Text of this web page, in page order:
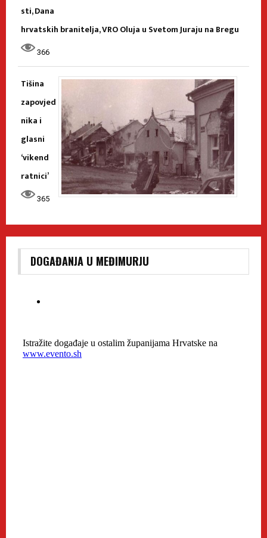
sti, Dana
hrvatskih branitelja, VRO Oluja u Svetom Juraju na Bregu
366
Tišina
zapovjed
nika i
glasni
‘vikend
ratnici’
365
DOGAĐANJA U MEĐIMURJU